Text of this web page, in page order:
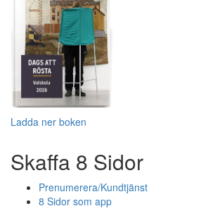
Ladda ner boken
Skaffa 8 Sidor
Prenumerera/Kundtjänst
8 Sidor som app